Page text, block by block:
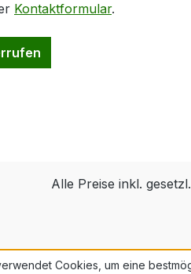
Kontaktformular.
Alle Preise inkl.
Cookies, um eine